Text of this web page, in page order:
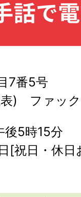
7番5号
表) ファッ
後5時15分
[祝日・休